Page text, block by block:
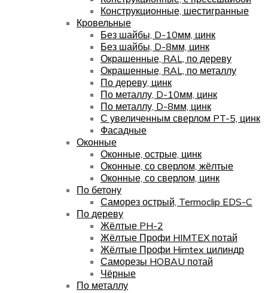
Конструкционные, шестигранные
Кровельные
Без шайбы, D-10мм, цинк
Без шайбы, D-8мм, цинк
Окрашенные, RAL, по дереву
Окрашенные, RAL, по металлу
По дереву, цинк
По металлу, D-10мм, цинк
По металлу, D-8мм, цинк
С увеличенным сверлом PT-5, цинк
Фасадные
Оконные
Оконные, острые, цинк
Оконные, со сверлом, жёлтые
Оконные, со сверлом, цинк
По бетону
Саморез острый, Termoclip EDS-C
По дереву
Жёлтые PH-2
Жёлтые Профи HIMTEX потай
Жёлтые Профи Himtex цилиндр
Саморезы HOBAU потай
Чёрные
По металлу